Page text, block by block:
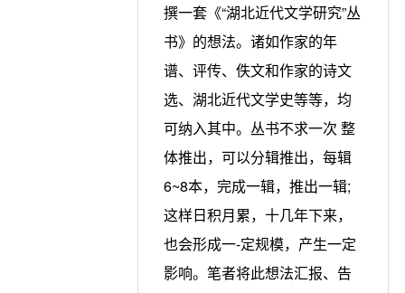
撰一套《“湖北近代文学研究”丛
书》的想法。诸如作家的年
谱、评传、佚文和作家的诗文
选、湖北近代文学史等等，均
可纳入其中。丛书不求一次 整
体推出，可以分辑推出，每辑
6~8本，完成一辑，推出一辑;
这样日积月累，十几年下来，
也会形成一-定规模，产生一定
影响。笔者将此想法汇报、告